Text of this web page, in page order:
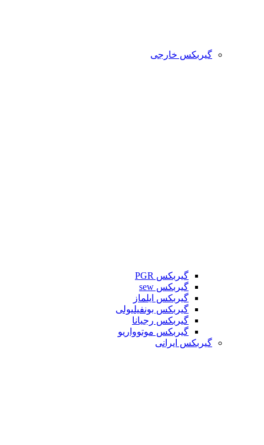
گیربکس خارجی
گیربکس PGR
گیربکس sew
گیربکس ایلماز
گیربکس بونفیلیولی
گیربکس رجیانا
گیربکس موتوواریو
گیربکس ایرانی